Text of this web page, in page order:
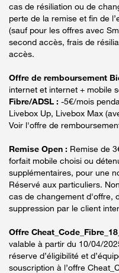
cas de résiliation ou de
perte de la remise et fin de
(sauf pour les offres avec
second accès, frais de
accès.
Offre de remboursement
internet et internet + mobile
Fibre/ADSL : -5€/mois
Livebox Up, Livebox Max
Voir l'offre de
Remise Open : Remise de
forfait mobile choisi ou
supplémentaires, pour une
Réservé aux particuliers.
cas de changement d'offre,
suppression par le client
Offre
valable à partir du 10/04/
réserve d’éligibilité et
souscription à l’offre